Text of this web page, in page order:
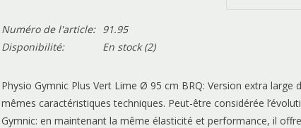
Numéro de l'article:
91.95
Disponibilité:
En stock(2)
Physio Gymnic Plus Vert Lime Ø 95 cm BRQ: Version extra large
mêmes caractéristiques techniques. Peut-être considérée
Gymnic: en maintenant la même élasticité et performance, il